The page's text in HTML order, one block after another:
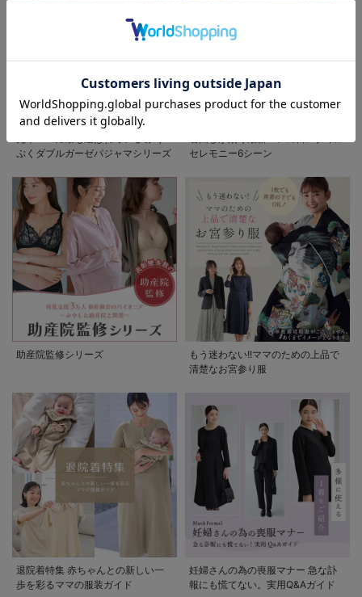
【あったか】裏フ
ムテーパードパン
ツ【出産後も長く
使える】
¥5,478(税込)
ぷくダブルガーゼパジャマシリーズ
セレモニー6シーン
助産院監修シリーズ
もう迷わない!!ママのための上品で
清楚なお宮参り服
退院着特集 赤ちゃんとの新しい一
歩を彩るママの服装ガイド
妊婦さんの為の喪服マナー 急な訃
報にも慌てない。実用Q&Aガイド
お気に入り商品を確認する